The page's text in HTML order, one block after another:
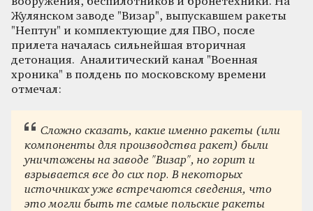
Жулянском заводе "Визар", выпускавшем ракеты
"Нептун" и комплектующие для ПВО, после
прилета началась сильнейшая вторичная
детонация. Аналитический канал "Военная
хроника" в полдень по московскому времени
отмечал:
Сложно сказать, какие именно ракеты (или
компоненты для производства ракет) были
уничтожены на заводе "Визар", но горит и
взрывается все до сих пор. В некоторых
источниках уже встречаются сведения, что
это могли быть те самые польские ракеты